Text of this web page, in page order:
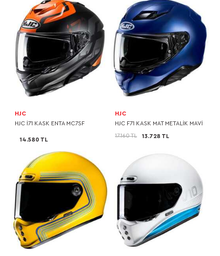
HJC
HJC I71 KASK ENTA MC7SF
14.580 TL
HJC
HJC F71 KASK MAT METALİK MAVİ
17.160 TL 13.728 TL